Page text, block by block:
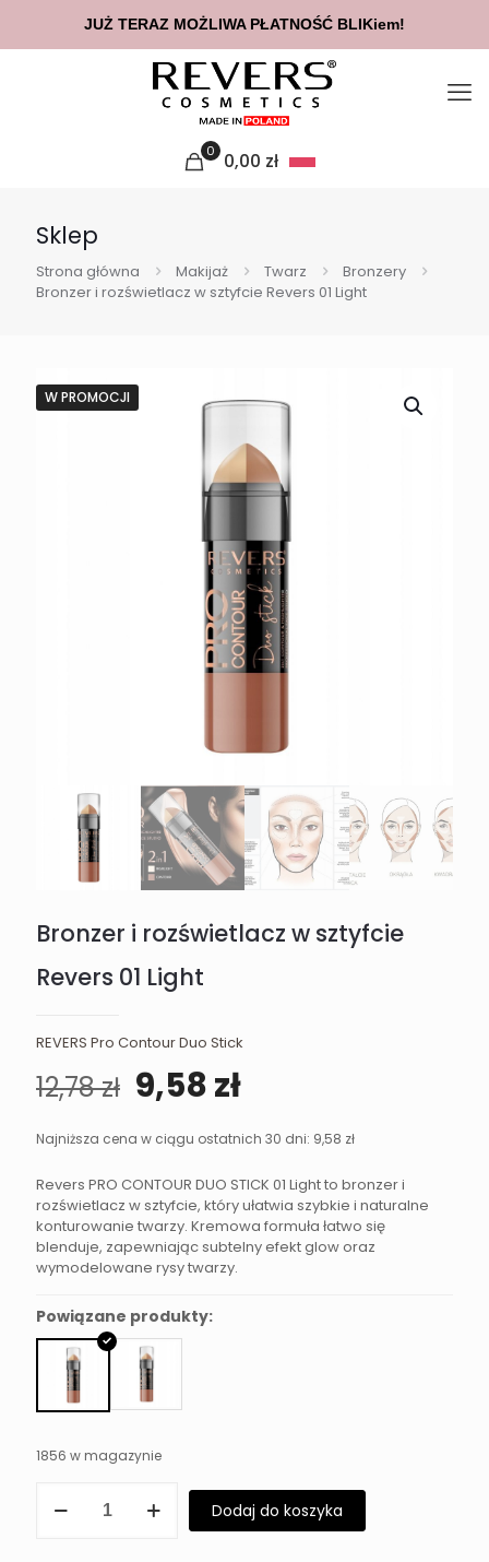
0 0,00 zł
Sklep
Strona główna Makijaż Twarz
Bronzery
Bronzer i rozświetlacz w sztyfcie Revers 01 Light
W PROMOCJI
Bronzer i rozświetlacz w sztyfcie
Revers 01 Light
REVERS Pro Contour Duo Stick
12,78zł Pierwotna
cena
wynosiła:
12,78 zł.
9,58złAktualna
wynosi:
9,58 zł.
Najniższa cena w ciągu ostatnich 30 dni: 9,58 zł
Revers PRO CONTOUR DUO STICK 01 Light to bronzer i
rozświetlacz w sztyfcie, który ułatwia szybkie i naturalne
konturowanie twarzy. Kremowa formuła łatwo się
blenduje, zapewniając subtelny efekt glow oraz
wymodelowane rysy twarzy.
Powiązane produkty:
1856 w magazynie
Bronzer
Dodaj do koszyka
JUŻ TERAZ MOŻLIWA PŁATNOŚĆ BLIKiem!